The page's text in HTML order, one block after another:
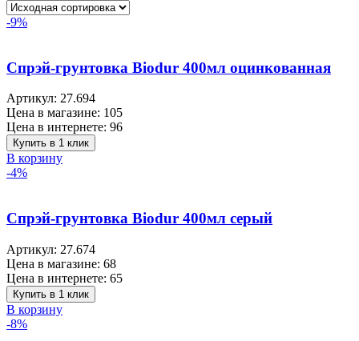
-9%
Спрэй-грунтовка Biodur 400мл оцинкованная
Артикул: 27.694
Цена в магазине: 105
Цена в интернете: 96
Купить в 1 клик
В корзину
-4%
Спрэй-грунтовка Biodur 400мл серый
Артикул: 27.674
Цена в магазине: 68
Цена в интернете: 65
Купить в 1 клик
В корзину
-8%